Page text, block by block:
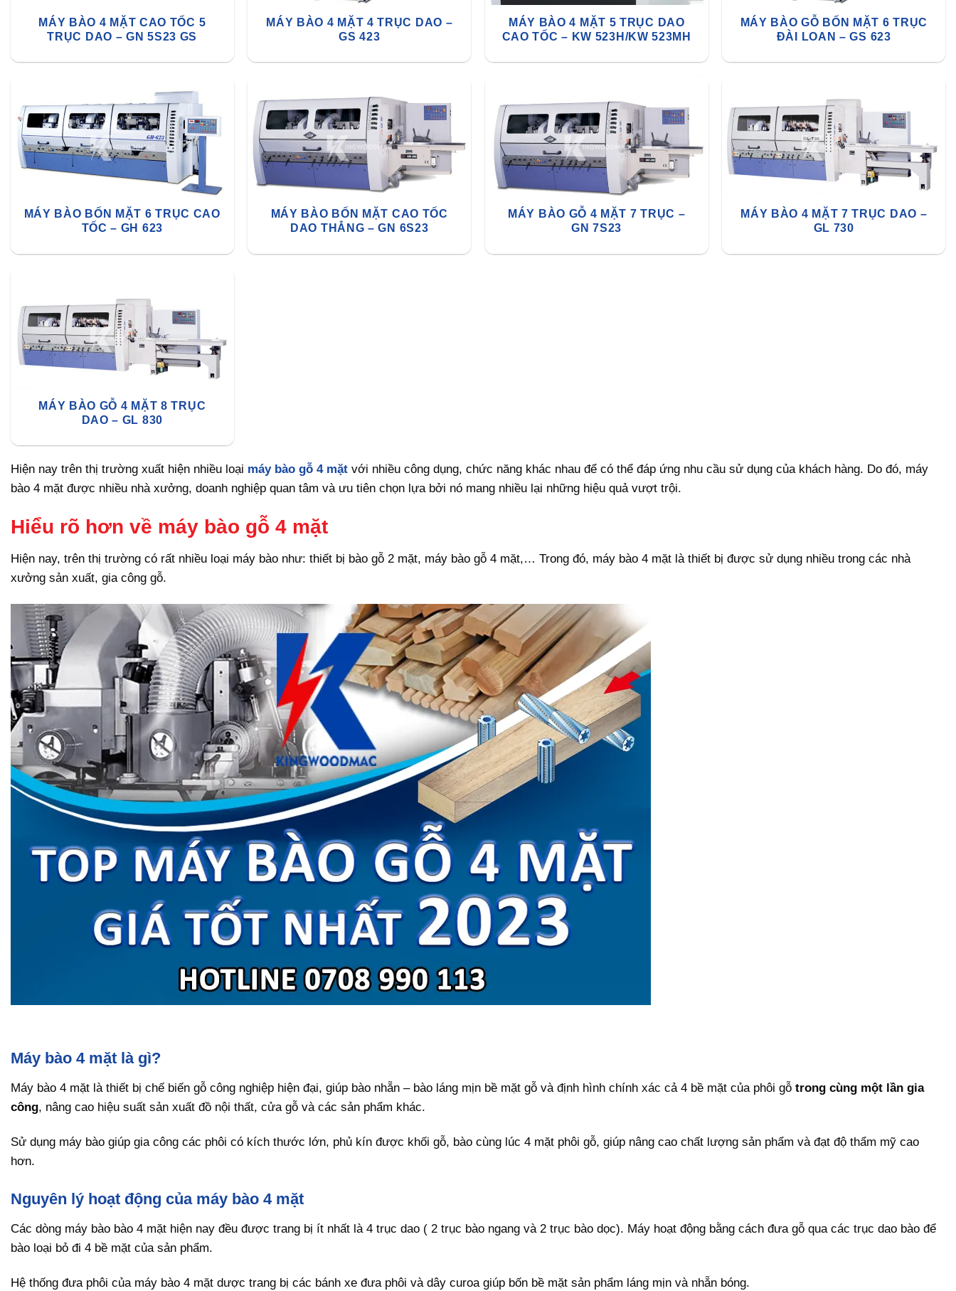
MÁY BÀO 4 MẶT CAO TỐC 5
TRỤC DAO – GN 5S23 GS
MÁY BÀO 4 MẶT 4 TRỤC DAO –
GS 423
MÁY BÀO 4 MẶT 5 TRỤC DAO
CAO TỐC – KW 523H/KW 523MH
MÁY BÀO GỖ BỐN MẶT 6 TRỤC
ĐÀI LOAN – GS 623
MÁY BÀO BỐN MẶT 6 TRỤC CAO
TỐC – GH 623
MÁY BÀO BỐN MẶT CAO TỐC
DAO THẲNG – GN 6S23
MÁY BÀO GỖ 4 MẶT 7 TRỤC –
GN 7S23
MÁY BÀO 4 MẶT 7 TRỤC DAO –
GL 730
MÁY BÀO GỖ 4 MẶT 8 TRỤC
DAO – GL 830
Hiện nay trên thị trường xuất hiện nhiều loại máy bào gỗ 4 mặt với nhiều công dụng, chức năng khác nhau để có thể đáp ứng nhu cầu sử dụng của khách hàng. Do đó, máy
bào 4 mặt được nhiều nhà xưởng, doanh nghiệp quan tâm và ưu tiên chọn lựa bởi nó mang nhiều lại những hiệu quả vượt trội.
Hiểu rõ hơn về máy bào gỗ 4 mặt
Hiện nay, trên thị trường có rất nhiều loại máy bào như: thiết bị bào gỗ 2 mặt, máy bào gỗ 4 mặt,… Trong đó, máy bào 4 mặt là thiết bị được sử dụng nhiều trong các nhà
xưởng sản xuất, gia công gỗ.
Máy bào 4 mặt là gì?
Máy bào 4 mặt là thiết bị chế biến gỗ công nghiệp hiện đại, giúp bào nhẵn – bào láng mịn bề mặt gỗ và định hình chính xác cả 4 bề mặt của phôi gỗ trong cùng một lần gia
công, nâng cao hiệu suất sản xuất đồ nội thất, cửa gỗ và các sản phẩm khác.
Sử dụng máy bào giúp gia công các phôi có kích thước lớn, phủ kín được khối gỗ, bào cùng lúc 4 mặt phôi gỗ, giúp nâng cao chất lượng sản phẩm và đạt độ thẩm mỹ cao
hơn.
Nguyên lý hoạt động của máy bào 4 mặt
Các dòng máy bào bào 4 mặt hiện nay đều được trang bị ít nhất là 4 trục dao ( 2 trục bào ngang và 2 trục bào dọc). Máy hoạt động bằng cách đưa gỗ qua các trục dao bào để
bào loại bỏ đi 4 bề mặt của sản phẩm.
Hệ thống đưa phôi của máy bào 4 mặt dược trang bị các bánh xe đưa phôi và dây curoa giúp bốn bề mặt sản phẩm láng mịn và nhẵn bóng.